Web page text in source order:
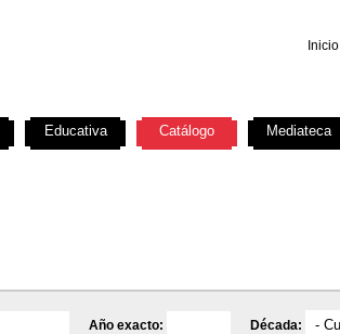
Inicio
Año exacto: Década:
Educativa Catálogo Mediateca